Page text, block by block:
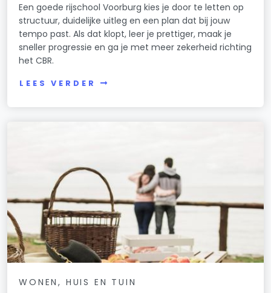
Een goede rijschool Voorburg kies je door te letten op
structuur, duidelijke uitleg en een plan dat bij jouw
tempo past. Als dat klopt, leer je prettiger, maak je
sneller progressie en ga je met meer zekerheid richting
het CBR.
LEES VERDER
WONEN, HUIS EN TUIN